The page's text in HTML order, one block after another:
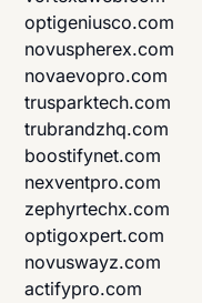
optigeniusco.com
novuspherex.com
novaevopro.com
trusparktech.com
trubrandzhq.com
boostifynet.com
nexventpro.com
zephyrtechx.com
optigoxpert.com
novuswayz.com
actifypro.com